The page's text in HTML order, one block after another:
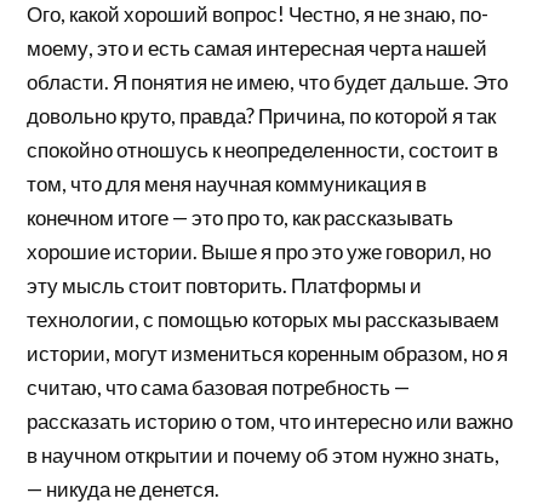
Ого, какой хороший вопрос! Честно, я не знаю, по-
моему, это и есть самая интересная черта нашей
области. Я понятия не имею, что будет дальше. Это
довольно круто, правда? Причина, по которой я так
спокойно отношусь к неопределенности, состоит в
том, что для меня научная коммуникация в
конечном итоге — это про то, как рассказывать
хорошие истории. Выше я про это уже говорил, но
эту мысль стоит повторить. Платформы и
технологии, с помощью которых мы рассказываем
истории, могут измениться коренным образом, но я
считаю, что сама базовая потребность —
рассказать историю о том, что интересно или важно
в научном открытии и почему об этом нужно знать,
— никуда не денется.